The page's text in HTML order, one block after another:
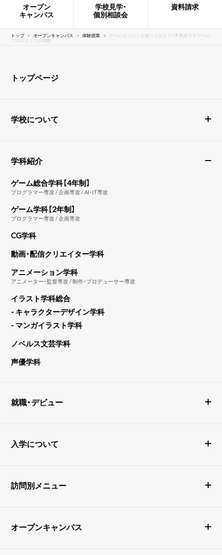
オープン
キャンパス
学校見学・
個別相談会
資料請求
トップ オープンキャンパス 体験授業 ゲームエンジンを使ってみよう！🔰 簡単３Ｄゲーム
プログラミング体験
トップページ
学校について
学科紹介
ゲーム総合学科【4年制】
プログラマー専攻 / 企画専攻 / AI・IT専攻
ゲーム学科【2年制】
プログラマー専攻 / 企画専攻
CG学科
動画・配信クリエイター学科
アニメーション学科
アニメーター・監督専攻 / 制作・プロデューサー専攻
イラスト学科総合
- キャラクターデザイン学科
- マンガイラスト学科
ノベルス文芸学科
声優学科
就職・デビュー
入学について
訪問別メニュー
オープンキャンパス